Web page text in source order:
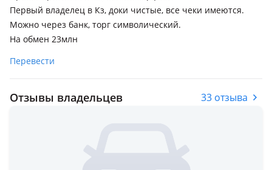
Первый владелец в Кз, доки чистые, все чеки имеются.
Можно через банк, торг символический.
На обмен 23млн
Перевести
Отзывы владельцев 33 отзыва